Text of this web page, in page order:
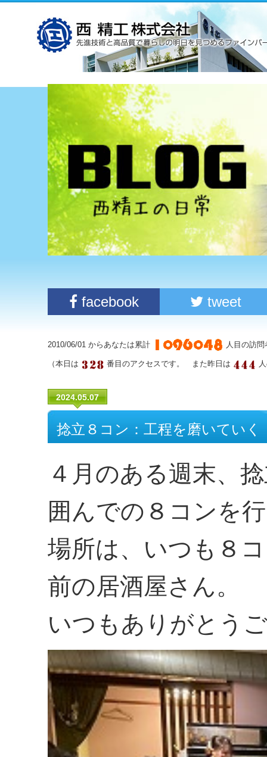
facebook tweet
2010/06/01 からあなたは累計 人目の訪
（本日は 番目のアクセスです。 また昨日は
2024.05.07
捻立８コン：工程を磨いていく
４月のある週末、
囲んでの８コンを
場所は、いつも８
前の居酒屋さん。
いつもありがとう